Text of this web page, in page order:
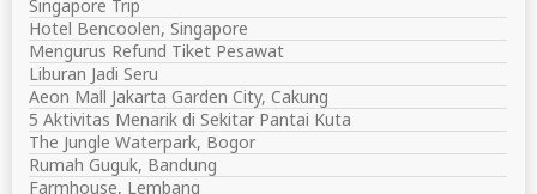
Singapore Trip
Hotel Bencoolen, Singapore
Mengurus Refund Tiket Pesawat
Liburan Jadi Seru
Aeon Mall Jakarta Garden City, Cakung
5 Aktivitas Menarik di Sekitar Pantai Kuta
The Jungle Waterpark, Bogor
Rumah Guguk, Bandung
Farmhouse, Lembang